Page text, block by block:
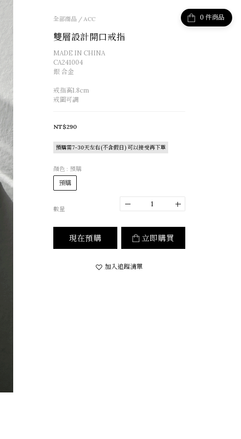
件商品
全部商品 / ACC
雙層設計開口戒指
MADE IN CHINA
CA241004
銀 合金
戒指高1.8cm
戒圍可調
NT$290
預購需7-30天左右(不含假日) 可以接受再下單
顏色 : 預購
預購
數量
現在預購 立即購買
加入追蹤清單